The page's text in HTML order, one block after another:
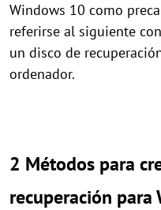
Windows 10 como
referirse al siguiente
un disco de
ordenador.
2 Métodos para
recuperación